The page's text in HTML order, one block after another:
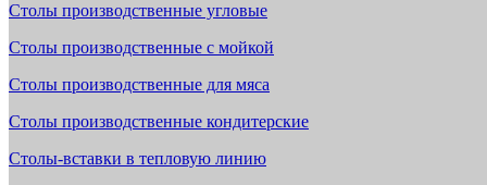
Столы производственные угловые
Столы производственные с мойкой
Столы производственные для мяса
Столы производственные кондитерские
Столы-вставки в тепловую линию